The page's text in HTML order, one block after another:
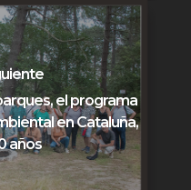
el programa
en Cataluña,
años